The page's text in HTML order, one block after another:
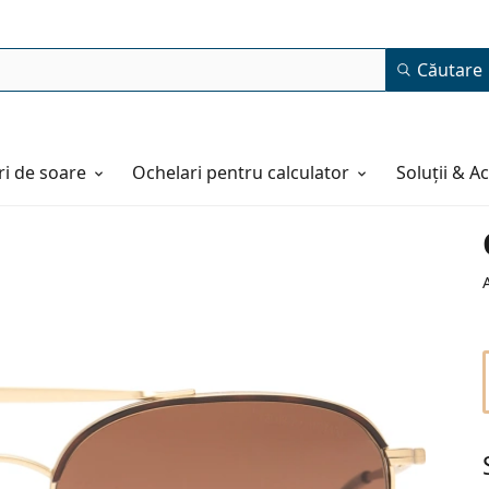
Căutare
de soare Ochelari pentru calculator Soluții &